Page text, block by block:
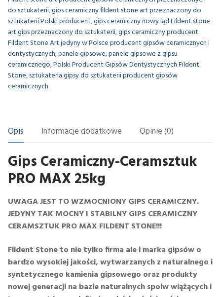
do sztukaterii,gips ceramiczny fildent stone art przeznaczony do
sztukaterii Polski producent,gips ceramiczny nowy ląd Fildent stone
art gips przeznaczony do sztukaterii,gips ceramiczny producent
Fildent Stone Art jedyny w Polsce producent gipsów ceramicznych i
dentystycznych,panele gipsowe,panele gipsowe z gipsu
ceramicznego,Polski Producent Gipsów Dentystycznych Fildent
Stone,sztukateria gipsy do sztukaterii producent gipsów
ceramicznych
Opis Informacje dodatkowe Opinie (0)
Gips Ceramiczny-Ceramsztuk
PRO MAX 25kg
UWAGA JEST TO WZMOCNIONY GIPS CERAMICZNY.
JEDYNY TAK MOCNY I STABILNY GIPS CERAMICZNY
CERAMSZTUK PRO MAX FILDENT STONE!!!
Fildent Stone to nie tylko firma ale i marka gipsów o
bardzo wysokiej jakości, wytwarzanych z naturalnego i
syntetycznego kamienia gipsowego oraz produkty
nowej generacji na bazie naturalnych spoiw wiążących i